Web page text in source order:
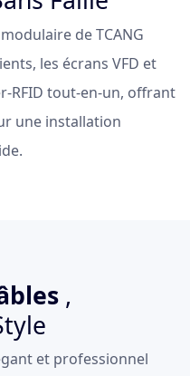
de TCANG
les écrans VFD et
RFID tout-en-un, offrant
une installation
,
et professionnel